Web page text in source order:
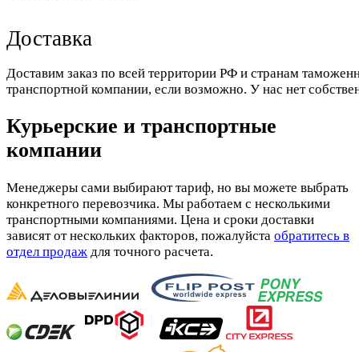
Доставка
Доставим заказ по всей территории РФ и странам
транспортной компании, если возможно. У нас нет
Курьерские и транспортные
компании
Менеджеры сами выбирают тариф, но вы можете выбрать
конкретного перевозчика. Мы работаем с несколькими
транспортными компаниями. Цена и сроки доставки
зависят от нескольких факторов, пожалуйста обратитесь в
отдел продаж для точного расчета.